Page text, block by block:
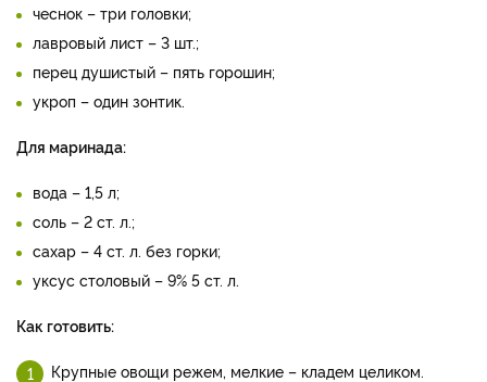
чеснок – три головки;
лавровый лист – 3 шт.;
перец душистый – пять горошин;
укроп – один зонтик.
Для маринада:
вода – 1,5 л;
соль – 2 ст. л.;
сахар – 4 ст. л. без горки;
уксус столовый – 9% 5 ст. л.
Как готовить:
Крупные овощи режем, мелкие – кладем целиком.